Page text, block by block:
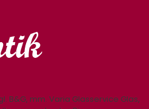
B&G, mm. Varia Glasservice Glas,